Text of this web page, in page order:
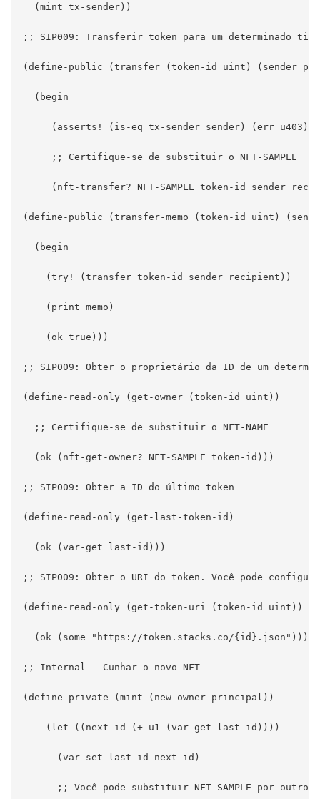
  (mint tx-sender))
;; SIP009: Transferir token para um determinado
(define-public (transfer (token-id uint) (sender
  (begin
     (asserts! (is-eq tx-sender sender) (err u403))
     ;; Certifique-se de substituir o NFT-SAMPLE
(nft-transfer? NFT-SAMPLE token-id sender
(define-public (transfer-memo (token-id uint)
  (begin
    (try! (transfer token-id sender recipient))
    (print memo)
    (ok true)))
;; SIP009: Obter o proprietário da ID de um
(define-read-only (get-owner (token-id uint))
  ;; Certifique-se de substituir o NFT-NAME
  (ok (nft-get-owner? NFT-SAMPLE token-id)))
;; SIP009: Obter a ID do último token
(define-read-only (get-last-token-id)
  (ok (var-get last-id)))
;; SIP009: Obter o URI do token. Você pode
(define-read-only (get-token-uri (token-id uint))
  (ok (some "https://token.stacks.co/{id}.json")))
;; Internal - Cunhar o novo NFT
(define-private (mint (new-owner principal))
    (let ((next-id (+ u1 (var-get last-id))))
      (var-set last-id next-id)
;; Você pode substituir NFT-SAMPLE por outro